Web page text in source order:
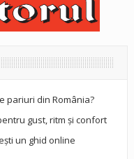
pariuri din România?
gust, ritm și confort
un ghid online